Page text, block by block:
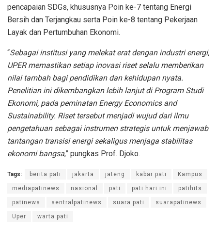
pencapaian SDGs, khususnya Poin ke-7 tentang Energi
Bersih dan Terjangkau serta Poin ke-8 tentang Pekerjaan
Layak dan Pertumbuhan Ekonomi.
“Sebagai institusi yang melekat erat dengan industri energi,
UPER memastikan setiap inovasi riset selalu memberikan
nilai tambah bagi pendidikan dan kehidupan nyata.
Penelitian ini dikembangkan lebih lanjut di Program Studi
Ekonomi, pada peminatan Energy Economics and
Sustainability. Riset tersebut menjadi wujud dari ilmu
pengetahuan sebagai instrumen strategis untuk menjawab
tantangan transisi energi sekaligus menjaga stabilitas
ekonomi bangsa,” pungkas Prof. Djoko.
Tags: berita pati jakarta jateng kabar pati Kampus
mediapatinews nasional pati pati hari ini patihits
patinews sentralpatinews suara pati suarapatinews
Uper warta pati